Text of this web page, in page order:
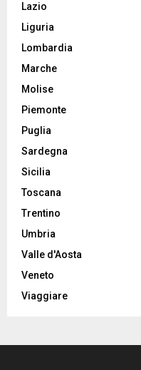
Lazio
Liguria
Lombardia
Marche
Molise
Piemonte
Puglia
Sardegna
Sicilia
Toscana
Trentino
Umbria
Valle d'Aosta
Veneto
Viaggiare